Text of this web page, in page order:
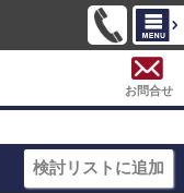
お問合せ
検討リストに追加